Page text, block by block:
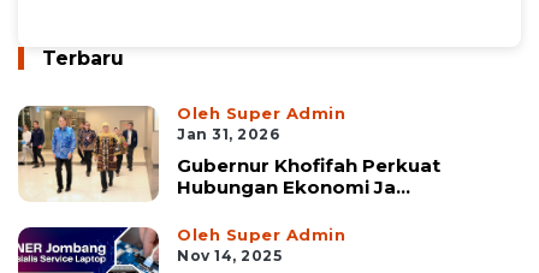
Terbaru
Oleh Super Admin
Jan 31, 2026
Gubernur Khofifah Perkuat
Hubungan Ekonomi Ja...
Oleh Super Admin
Nov 14, 2025